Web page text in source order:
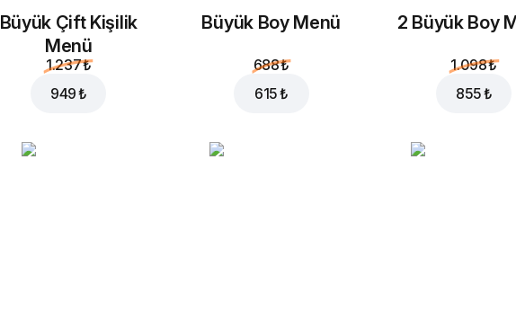
Büyük Çift Kişilik
Menü
1.237 ₺
949 ₺
Büyük Boy Menü
688 ₺
615 ₺
2 Büyük Boy
1.098 ₺
855 ₺